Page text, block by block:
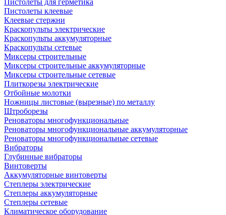
Пистолеты для герметика
Пистолеты клеевые
Клеевые стержни
Краскопульты электрические
Краскопульты аккумуляторные
Краскопульты сетевые
Миксеры строительные
Миксеры строительные аккумуляторные
Миксеры строительные сетевые
Плиткорезы электрические
Отбойные молотки
Ножницы листовые (вырезные) по металлу
Штроборезы
Реноваторы многофункциональные
Реноваторы многофункциональные аккумуляторные
Реноваторы многофункциональные сетевые
Вибраторы
Глубинные вибраторы
Винтоверты
Аккумуляторные винтоверты
Степлеры электрические
Степлеры аккумуляторные
Степлеры сетевые
Климатическое оборудование